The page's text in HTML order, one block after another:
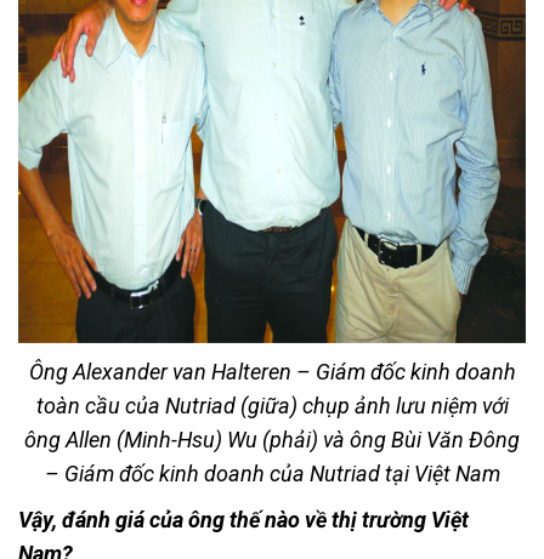
Ông Alexander van Halteren – Giám đốc kinh doanh
toàn cầu của Nutriad (giữa) chụp ảnh lưu niệm với
ông Allen (Minh-Hsu) Wu (phải) và ông Bùi Văn Đông
– Giám đốc kinh doanh của Nutriad tại Việt Nam
Vậy, đánh giá của ông thế nào về thị trường Việt
Nam?